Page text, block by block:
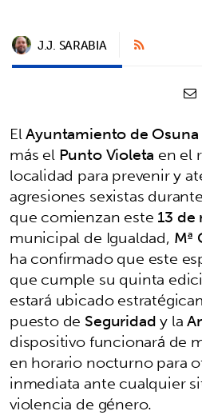
J.J. SARABIA
ElAyuntamiento de Osuna
más elPunto Violeta en el
localidad para prevenir y
agresiones sexistas
que comienzan este13
municipal de Igualdad, Mª
ha confirmado que este
que cumple su quinta
estará ubicado
puesto de Seguridady la
dispositivo funcionará de
en horario nocturno para
inmediata ante cualquier
violencia de género.